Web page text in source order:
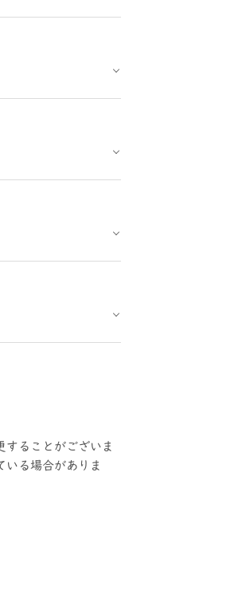
ることがございま
いる場合がありま